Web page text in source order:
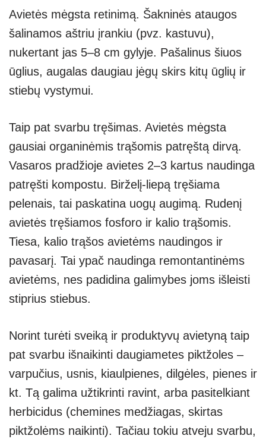
Avietės mėgsta retinimą. Šakninės ataugos
šalinamos aštriu įrankiu (pvz. kastuvu),
nukertant jas 5–8 cm gylyje. Pašalinus šiuos
ūglius, augalas daugiau jėgų skirs kitų ūglių ir
stiebų vystymui.
Taip pat svarbu tręšimas. Avietės mėgsta
gausiai organinėmis trąšomis patręštą dirvą.
Vasaros pradžioje avietes 2–3 kartus naudinga
patręšti kompostu. Birželį-liepą tręšiama
pelenais, tai paskatina uogų augimą. Rudenį
avietės tręšiamos fosforo ir kalio trąšomis.
Tiesa, kalio trąšos avietėms naudingos ir
pavasarį. Tai ypač naudinga remontantinėms
avietėms, nes padidina galimybes joms išleisti
stiprius stiebus.
Norint turėti sveiką ir produktyvų avietyną taip
pat svarbu išnaikinti daugiametes piktžoles –
varpučius, usnis, kiaulpienes, dilgėles, pienes ir
kt. Tą galima užtikrinti ravint, arba pasitelkiant
herbicidus (chemines medžiagas, skirtas
piktžolėms naikinti). Tačiau tokiu atveju svarbu,